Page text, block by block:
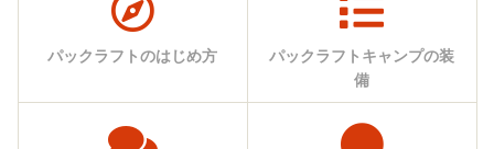
パックラフトのはじめ方
パックラフトキャンプの装
備